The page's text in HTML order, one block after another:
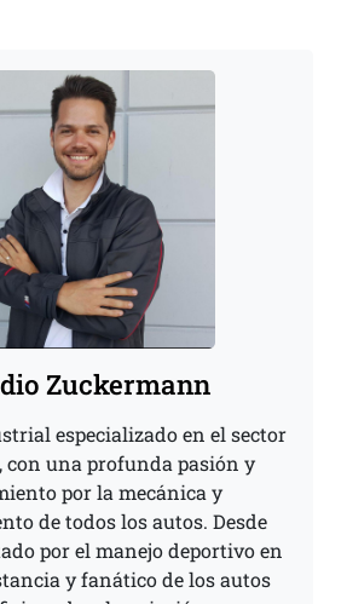
Zuckermann
especializado en el sector
con una profunda pasión y
por la mecánica y
de todos los autos. Desde
por el manejo deportivo en
y fanático de los autos